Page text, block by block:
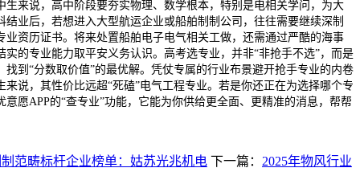
生来说，高中阶段要夯实物理、数学根本，特别是电相关学问，为大
结业后，若想进入大型航运企业或船舶制制公司，往往需要继续深制
业资历证书。将来处置船舶电子电气相关工做，还需通过严酷的海事
实的专业能力取平安义务认识。高考选专业，并非“非抢手不选”，而是
找到“分数取价值”的最优解。凭仗专属的行业布景避开抢手专业的内卷
来说，其性价比远超“死磕”电气工程专业。若是你还正在为选择哪个专
意愿APP的“查专业”功能，它能为你供给更全面、更精准的消息，帮帮
范畴标杆企业榜单：姑苏光兆机电 下一篇： 2025年物风行业